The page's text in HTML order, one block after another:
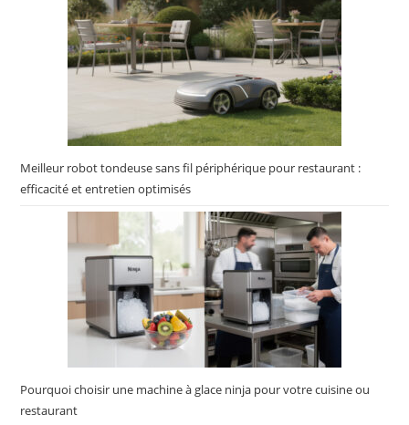
Meilleur robot tondeuse sans fil périphérique pour restaurant :
efficacité et entretien optimisés
Pourquoi choisir une machine à glace ninja pour votre cuisine ou
restaurant